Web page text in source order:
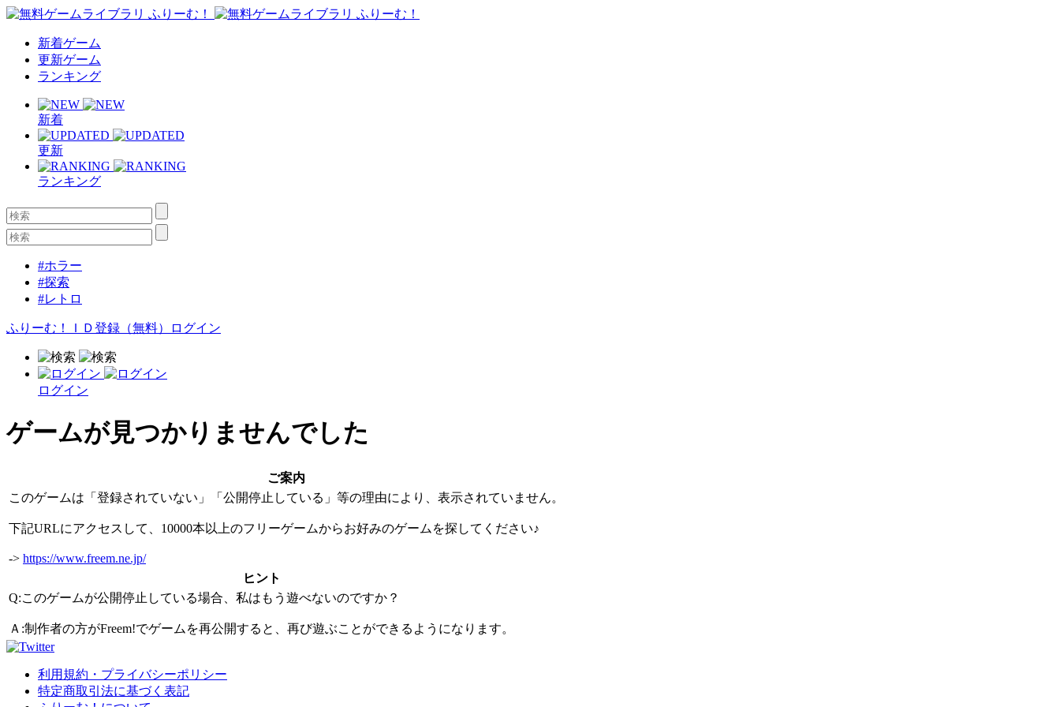
新着ゲーム
更新ゲーム
ランキング
新着
更新
ランキング
#ホラー
#探索
#レトロ
ふりーむ！ＩＤ登録（無料） ログイン
ログイン
ゲームが見つかりませんでした
ご案内
このゲームは「登録されていない」「公開停止している」等の理由により、表示されていません。
下記URLにアクセスして、10000本以上のフリーゲームからお好みのゲームを探してください♪
-> https://www.freem.ne.jp/
ヒント
Q:このゲームが公開停止している場合、私はもう遊べないのですか？
Ａ:制作者の方がFreem!でゲームを再公開すると、再び遊ぶことができるようになります。
利用規約・プライバシーポリシー
特定商取引法に基づく表記